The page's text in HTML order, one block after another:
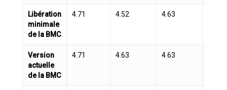
Libération
minimale
de la BMC
4.71 4.52 4.63
Version
actuelle
de la BMC
4.71 4.63 4.63